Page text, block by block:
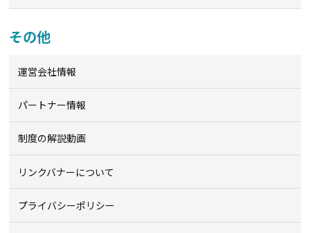
その他
運営会社情報
パートナー情報
制度の解説動画
リンクバナーについて
プライバシーポリシー